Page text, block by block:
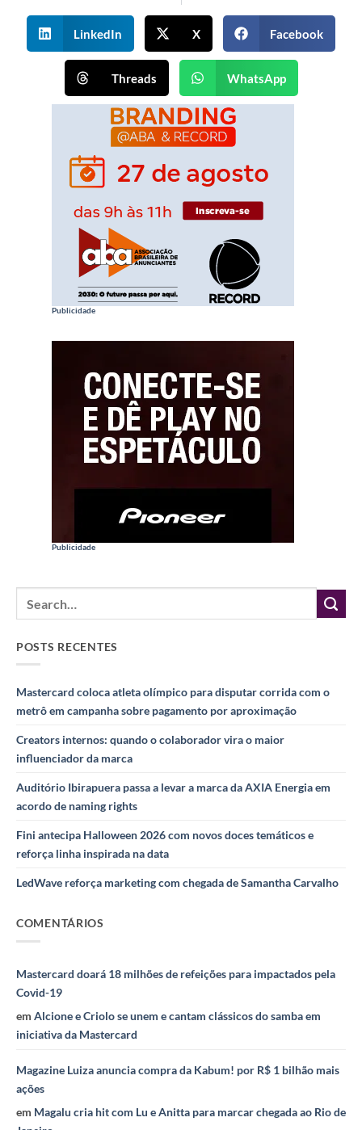
LinkedIn X Facebook
Threads WhatsApp
Publicidade
Publicidade
POSTS RECENTES
Mastercard coloca atleta olímpico para disputar corrida com o
metrô em campanha sobre pagamento por aproximação
Creators internos: quando o colaborador vira o maior
influenciador da marca
Auditório Ibirapuera passa a levar a marca da AXIA Energia em
acordo de naming rights
Fini antecipa Halloween 2026 com novos doces temáticos e
reforça linha inspirada na data
LedWave reforça marketing com chegada de Samantha Carvalho
COMENTÁRIOS
Mastercard doará 18 milhões de refeições para impactados pela
Covid-19
em Alcione e Criolo se unem e cantam clássicos do samba em
iniciativa da Mastercard
Magazine Luiza anuncia compra da Kabum! por R$ 1 bilhão mais
ações
em Magalu cria hit com Lu e Anitta para marcar chegada ao Rio de